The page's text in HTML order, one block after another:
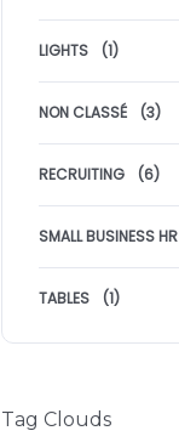
LIGHTS (1)
NON CLASSÉ (3)
RECRUITING (6)
SMALL BUSINESS HR
TABLES (1)
Tag Clouds